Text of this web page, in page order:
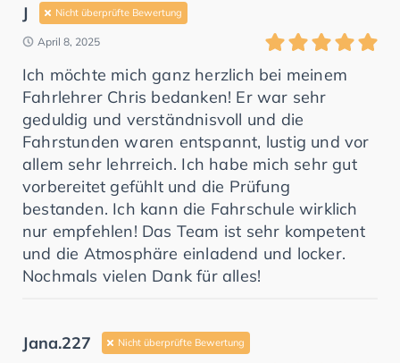
J Nicht überprüfte Bewertung
April 8, 2025
Ich möchte mich ganz herzlich bei meinem
Fahrlehrer Chris bedanken! Er war sehr
geduldig und verständnisvoll und die
Fahrstunden waren entspannt, lustig und vor
allem sehr lehrreich. Ich habe mich sehr gut
vorbereitet gefühlt und die Prüfung
bestanden. Ich kann die Fahrschule wirklich
nur empfehlen! Das Team ist sehr kompetent
und die Atmosphäre einladend und locker.
Nochmals vielen Dank für alles!
Jana.227 Nicht überprüfte Bewertung